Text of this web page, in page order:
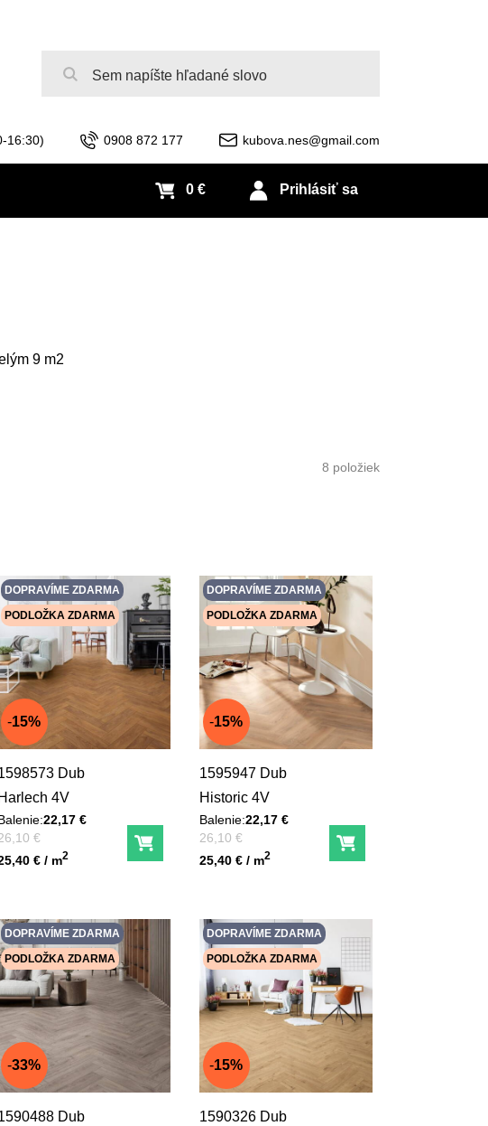
16:30) 0908 872 177 kubova.nes@gmail.com
Prihlásiť sa
0 €
9 m2
8 položiek
Dub
Harlech 4V
22,17 €
zľavou:
€
price€ / m2 Do košíka
DOPRAVÍME ZDARMA
PODLOŽKA ZDARMA
15%
1595947 Dub
Historic 4V
Balenie:22,17 €
Pred zľavou:
26,10 €
Unit price
25,40 € / m2 Do košíka
DOPRAVÍME ZDARMA
PODLOŽKA ZDARMA
15%
Dub
DOPRAVÍME ZDARMA
PODLOŽKA ZDARMA
33%
1590326 Dub
DOPRAVÍME ZDARMA
PODLOŽKA ZDARMA
15%